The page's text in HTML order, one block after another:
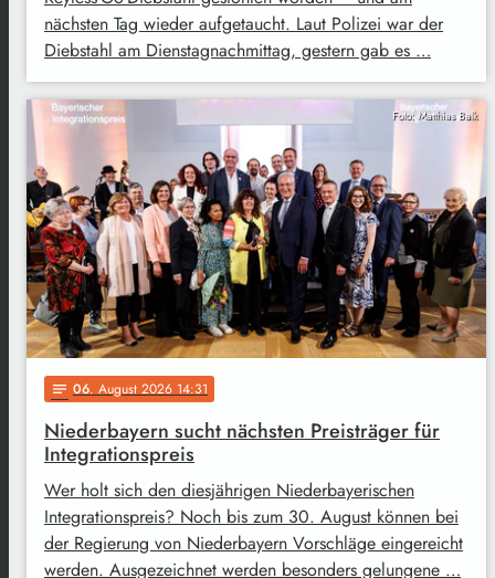
nächsten Tag wieder aufgetaucht. Laut Polizei war der
Diebstahl am Dienstagnachmittag, gestern gab es …
Foto: Matthias Balk
notes 06. August 2026 14:31
Niederbayern sucht nächsten Preisträger für
Integrationspreis
Wer holt sich den diesjährigen Niederbayerischen
Integrationspreis? Noch bis zum 30. August können bei
der Regierung von Niederbayern Vorschläge eingereicht
werden. Ausgezeichnet werden besonders gelungene …